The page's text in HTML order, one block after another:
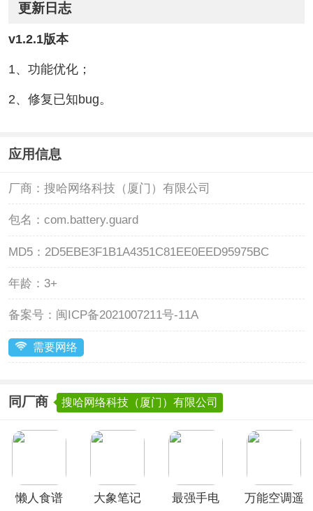
更新日志
v1.2.1版本
1、功能优化；
2、修复已知bug。
应用信息
厂商： 搜哈网络科技（厦门）有限公司
包名： com.battery.guard
MD5： 2D5EBE3F1B1A4351C81EE0EED95975BC
年龄： 3+
备案号： 闽ICP备2021007211号-11A
需要网络
同厂商 搜哈网络科技（厦门）有限公司
懒人食谱
大象笔记
最强手电
万能空调遥